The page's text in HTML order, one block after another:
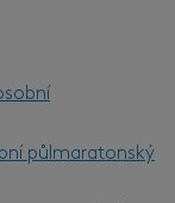
půlmaratonský